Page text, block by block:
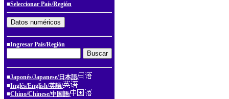
■Seleccionar País/Región
■Ingresar País/Región
■Japonés/Japanese/日本語/
■Inglés/English/英語/
■Chino/Chinese/中国語/